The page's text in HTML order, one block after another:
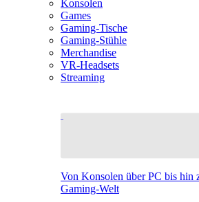
Konsolen
Games
Gaming-Tische
Gaming-Stühle
Merchandise
VR-Headsets
Streaming
Von Konsolen über PC bis hin
Gaming-Welt